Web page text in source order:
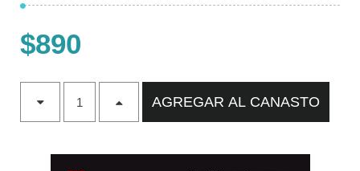
$890
AGREGAR AL CANASTO